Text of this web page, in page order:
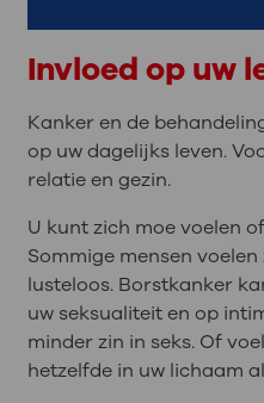
Invloed op uw
Kanker en de
op uw dagelijks leven.
relatie en gezin.
U kunt zich moe voelen
Sommige mensen
lusteloos. Borstkanker
uw seksualiteit en op
minder zin in seks. Of
hetzelfde in uw lichaam